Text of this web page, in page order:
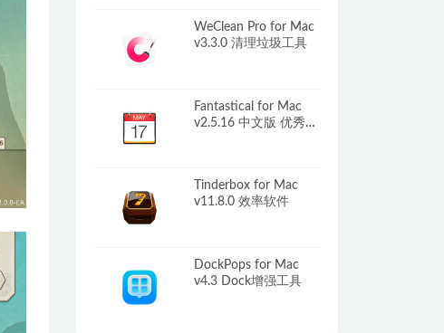
WeClean Pro for Mac
v3.3.0 清理垃圾工具
Fantastical for Mac
v2.5.16 中文版 优秀的
Tinderbox for Mac
v11.8.0 效率软件
DockPops for Mac
v4.3 Dock增强工具